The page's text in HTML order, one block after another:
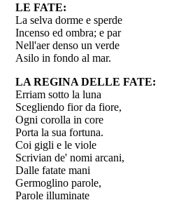
LE FATE:
La selva dorme e sperde
Incenso ed ombra; e par
Nell'aer denso un verde
Asilo in fondo al mar.
LA REGINA DELLE FATE:
Erriam sotto la luna
Scegliendo fior da fiore,
Ogni corolla in core
Porta la sua fortuna.
Coi gigli e le viole
Scrivian de' nomi arcani,
Dalle fatate mani
Germoglino parole,
Parole illuminate